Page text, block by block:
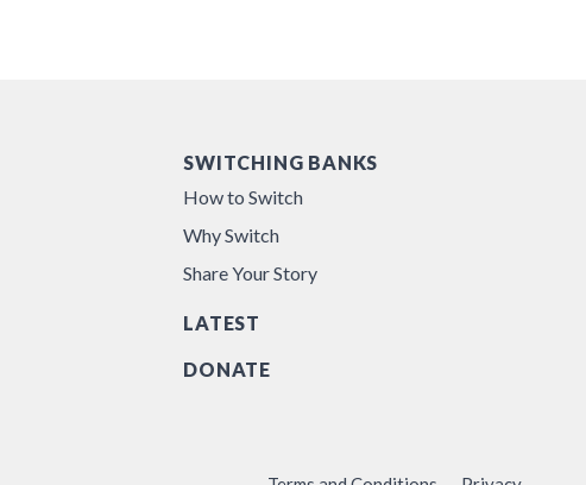
SWITCHING BANKS
How to Switch
Why Switch
Share Your Story
LATEST
DONATE